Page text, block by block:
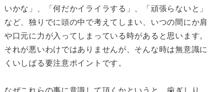
いかな」、「何だかイライラする」、「頑張らないと」
など、独りでに頭の中で考えてしまい、いつの間にか肩
や口元に力が入ってしまっている時があると思います。
それが悪いわけではありませんが、そんな時は無意識に
くいしばる要注意ポイントです。
なぜこれらの事に意識して頂くかというと、歯ぎしり